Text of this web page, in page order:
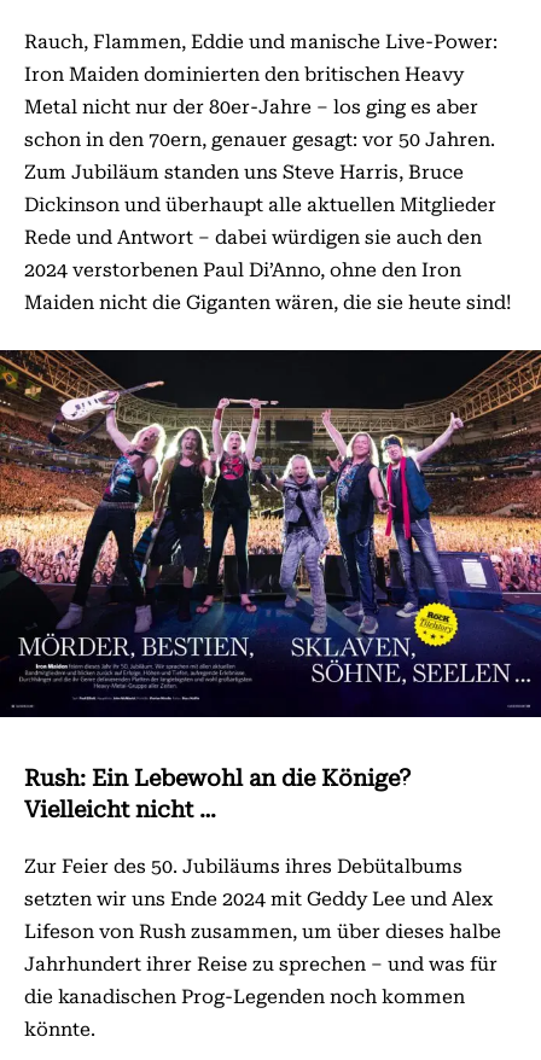
Rauch, Flammen, Eddie und manische Live-Power:
Iron Maiden dominierten den britischen Heavy
Metal nicht nur der 80er-Jahre – los ging es aber
schon in den 70ern, genauer gesagt: vor 50 Jahren.
Zum Jubiläum standen uns Steve Harris, Bruce
Dickinson und überhaupt alle aktuellen Mitglieder
Rede und Antwort – dabei würdigen sie auch den
2024 verstorbenen Paul Di’Anno, ohne den Iron
Maiden nicht die Giganten wären, die sie heute sind!
Rush: Ein Lebewohl an die Könige?
Vielleicht nicht …
Zur Feier des 50. Jubiläums ihres Debütalbums
setzten wir uns Ende 2024 mit Geddy Lee und Alex
Lifeson von Rush zusammen, um über dieses halbe
Jahrhundert ihrer Reise zu sprechen – und was für
die kanadischen Prog-Legenden noch kommen
könnte.